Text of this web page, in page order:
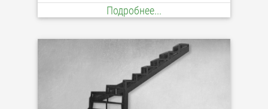
Подробнее...